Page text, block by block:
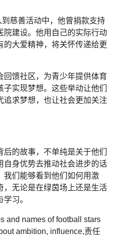
慈善活动中，他曾捐款支持
院建设。他用自己的实际行动
大爱精神，将关怀传递给更
馈社区，为青少年提供体育
实现梦想。这些举动让他们
追求梦想，也让社会更加关注
的故事，不单纯是关于他们
自身优势去推动社会进步的话
我们能够看到他们如何用激
，无论是在绿茵场上还是生活
习。
and names of football stars
ambition, influence,责任